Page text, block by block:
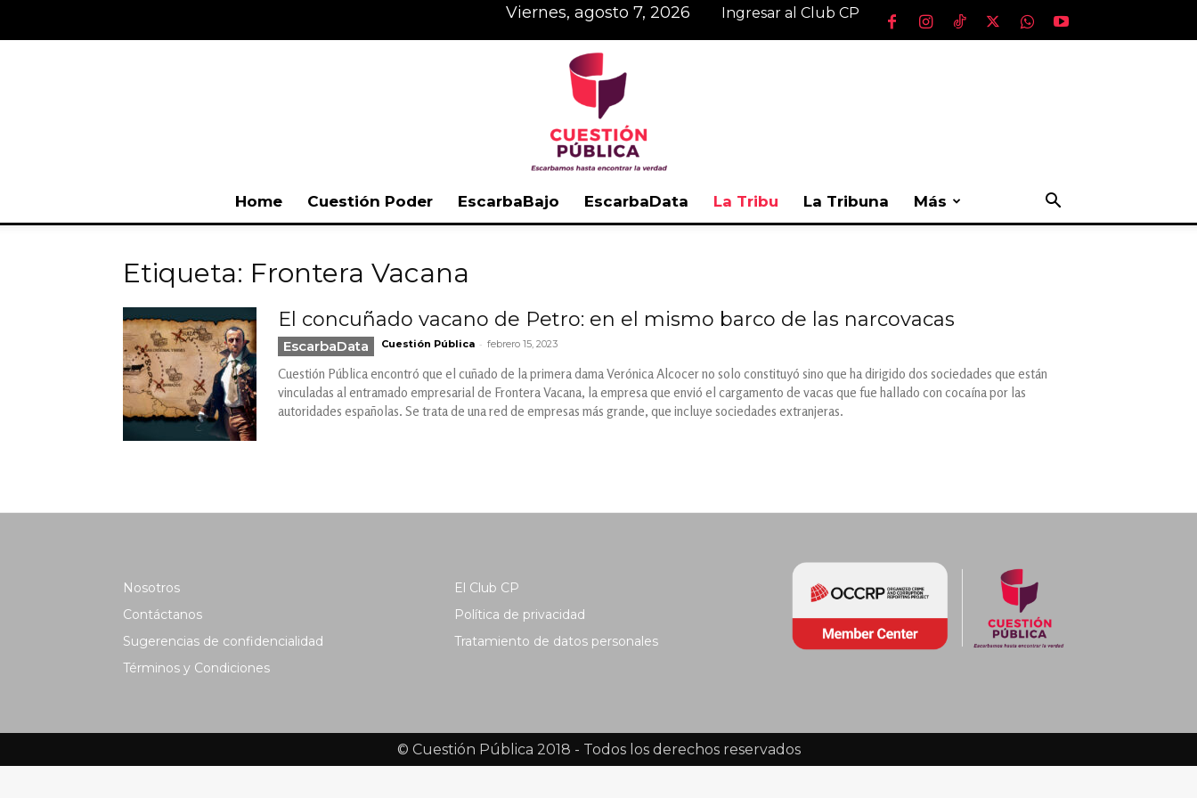
viernes, agosto 7, 2026 Ingresar al Club CP
Home Cuestión Poder EscarbaBajo EscarbaData La Tribu La Tribuna Más
Etiqueta: Frontera Vacana
El concuñado vacano de Petro: en el mismo barco de las narcovacas
EscarbaData Cuestión Pública - febrero 15, 2023
Cuestión Pública encontró que el cuñado de la primera dama Verónica Alcocer no solo constituyó sino que ha dirigido dos sociedades que están
vinculadas al entramado empresarial de Frontera Vacana, la empresa que envió el cargamento de vacas que fue hallado con cocaína por las
autoridades españolas. Se trata de una red de empresas más grande, que incluye sociedades extranjeras.
Nosotros
Contáctanos
Sugerencias de confidencialidad
Términos y Condiciones
El Club CP
Política de privacidad
Tratamiento de datos personales
© Cuestión Pública 2018 - Todos los derechos reservados